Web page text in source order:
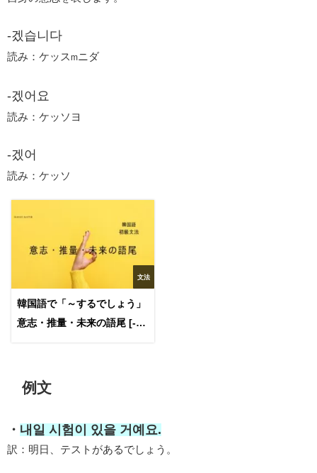
-겠습니다
読み：ケッス m ニダ
-겠어요
読み：ケッソヨ
-겠어
読み：ケッソ
文法
韓国語で「～するでしょう」
意志・推量・未来の語尾 [-겠
例文
・ 내일 시험이 있을 거예요.
訳：明日、テストがあるでしょう。